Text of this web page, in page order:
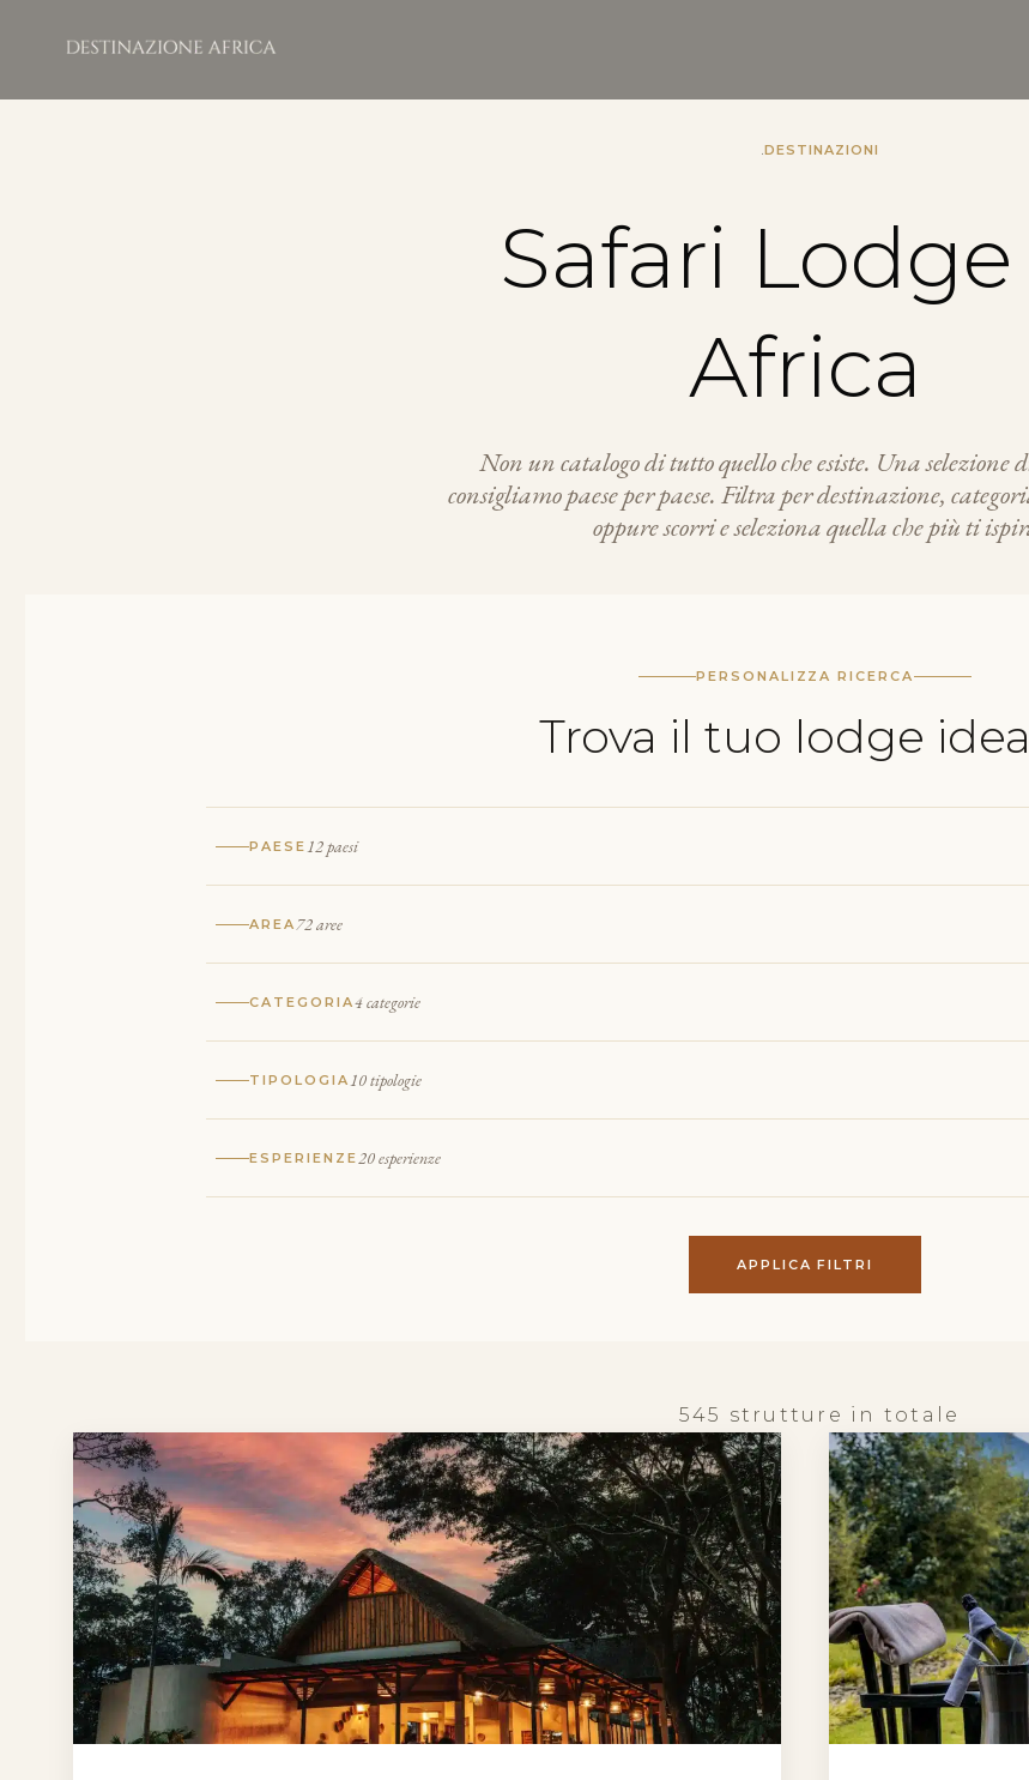
.DESTINAZIONI
Safari
Africa
Non un catalogo di tutto quello che esiste. Una selezione
consigliamo paese per paese. Filtra per destinazione,
oppure scorri e seleziona quella che più ti
PERSONALIZZA RICERCA
Trova il tuo lodge
PAESE 12 paesi
AREA 72 aree
CATEGORIA4 categorie
TIPOLOGIA 10 tipologie
ESPERIENZE 20 esperienze
APPLICA FILTRI
545 strutture in totale